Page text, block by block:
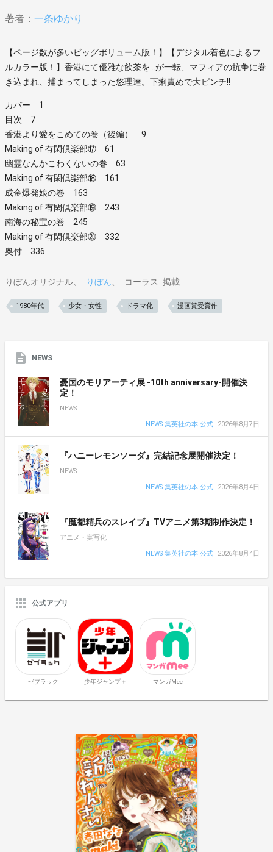
著者： 一条ゆかり
【ページ数が多いビッグボリューム版！】【デジタル着色によるフ
ルカラー版！】香港にて優雅な飲茶を…が一転、マフィアの抗争に巻
き込まれ、捕まってしまった悠理達。下痢責めで大ピンチ!!
カバー 1
目次 7
香港より愛をこめての巻（後編） 9
Making of 有閑倶楽部⑰ 61
幽霊なんかこわくないの巻 63
Making of 有閑倶楽部⑱ 161
成金爆発娘の巻 163
Making of 有閑倶楽部⑲ 243
南海の秘宝の巻 245
Making of 有閑倶楽部⑳ 332
奥付 336
りぼんオリジナル りぼん コーラス 掲載
1980年代 少女・女性 ドラマ化 漫画賞受賞作
NEWS
憂国のモリアーティ展 -10th anniversary-開催決
定！
NEWS
NEWS 集英社の本 公式
2026年8月7日
『ハニーレモンソーダ』完結記念展開催決定！
NEWS
NEWS 集英社の本 公式
2026年8月4日
『魔都精兵のスレイブ』TVアニメ第3期制作決定！
アニメ・実写化
NEWS 集英社の本 公式
2026年8月4日
公式アプリ
ゼブラック 少年ジャンプ＋ マンガMee